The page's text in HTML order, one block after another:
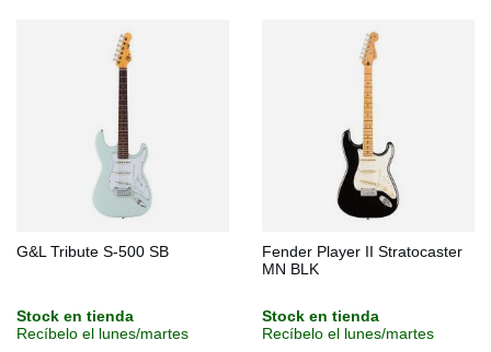
G&L Tribute S-500 SB
Stock en tienda
Recíbelo el lunes/martes
Fender Player II Stratocaster
MN BLK
Stock en tienda
Recíbelo el lunes/martes